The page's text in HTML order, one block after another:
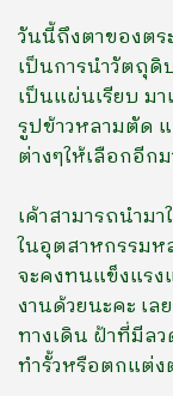
วันนี้ถึงตาของตร
เป็นการนำวัตถุ
เป็นแผ่นเรียบ ม
รูปข้าวหลามตัด
ต่างๆให้เลือกอีก
เค้าสามารถนำม
ในอุตสาหกรรมห
จะคงทนแข็งแรง
งานด้วยนะคะ เ
ทางเดิน ฝ้าที่มีล
ทำรั้วหรือตกแต่ง